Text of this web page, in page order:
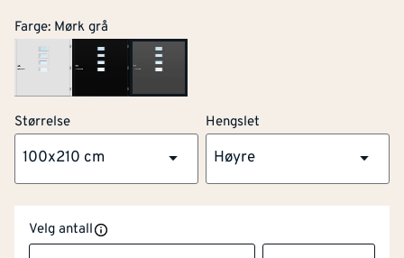
Farge: Mørk grå
Størrelse
100x210 cm
Hengslet
Høyre
Velg antall